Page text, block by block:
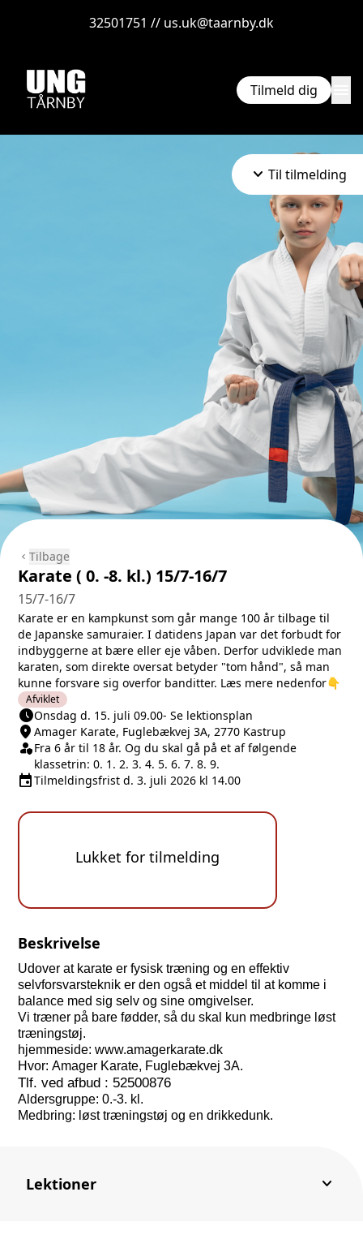
32501751 // us.uk@taarnby.dk
Tilmeld dig
keyboard_arrow_down Til tilmelding
chevron_left Tilbage
Karate ( 0. -8. kl.) 15/7-16/7
15/7-16/7
Karate er en kampkunst som går mange 100 år tilbage til
de Japanske samuraier. I datidens Japan var det forbudt for
indbyggerne at bære eller eje våben. Derfor udviklede man
karaten, som direkte oversat betyder "tom hånd", så man
kunne forsvare sig overfor banditter. Læs mere nedenfor👇
Afviklet
Næste lektion
scheduleOnsdag d. 15. juli 09.00- Se lektionsplan
Sted/Adresse
location_on Amager Karate, Fuglebækvej 3A, 2770 Kastrup
Klasse/Aldersbegrænsning
person_shieldFra 6 år til 18 år. Og du skal gå på et af følgende
klassetrin: 0. 1. 2. 3. 4. 5. 6. 7. 8. 9.
Tilmeldingsfrist
eventTilmeldingsfrist d. 3. juli 2026 kl 14.00
Lukket for tilmelding
Beskrivelse
Udover at karate er fysisk træning og en effektiv
selvforsvarsteknik er den også et middel til at komme i
balance med sig selv og sine omgivelser.
Vi træner på bare fødder, så du skal kun medbringe løst
træningstøj.
hjemmeside: www.amagerkarate.dk
Hvor: Amager Karate, Fuglebækvej 3A.
Tlf. ved afbud : 52500876
Aldersgruppe: 0.-3. kl.
Medbring: løst træningstøj og en drikkedunk.
Lektioner keyboard_arrow_down